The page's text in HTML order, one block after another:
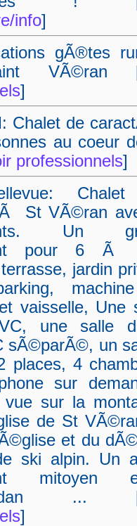
info]
gÃ®tes
VÃ©ran
]
Chalet de
au coeur
professionnels]
Ã St VÃ©ran
Un
pour 6
jardin
vaisselle, Une
une salle
sÃ©parÃ©, un
places, 4
sur
vue sur la
de St
et du
ski alpin. Un
mitoyen
...
]